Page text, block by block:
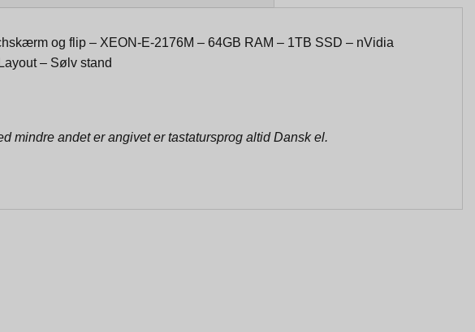
og flip – XEON-E-2176M – 64GB RAM – 1TB SSD – nVidia
– Sølv stand
mindre andet er angivet er tastatursprog altid Dansk el.